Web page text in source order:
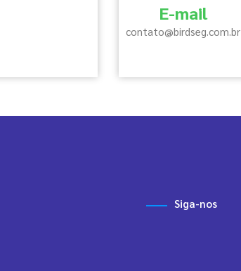
E-mail
contato@birdseg.com.br
Siga-nos